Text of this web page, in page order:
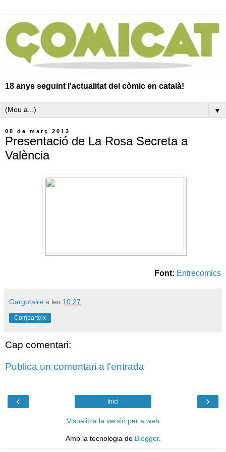
18 anys seguint l'actualitat del còmic en català!
▼
08 de març 2013
Presentació de La Rosa Secreta a
València
Font: Entrecomics
Gargotaire a les 10:27
Comparteix
Cap comentari:
Publica un comentari a l'entrada
‹ ›
Inici
Visualitza la versió per a web
Amb la tecnologia de Blogger.